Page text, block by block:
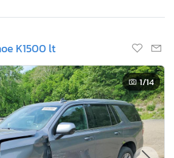
K1500 lt
1/14